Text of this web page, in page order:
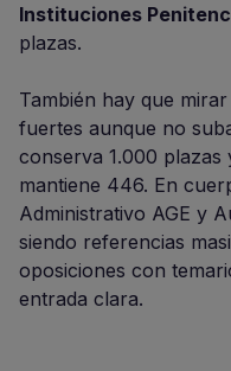
Instituciones
plazas.
También hay que
fuertes aunque no
conserva 1.000 plazas
mantiene 446. En
Administrativo AGE y
siendo referencias
oposiciones con
entrada clara.